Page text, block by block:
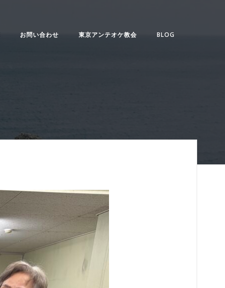
お問い合わせ 東京アンテオケ教会 BLOG